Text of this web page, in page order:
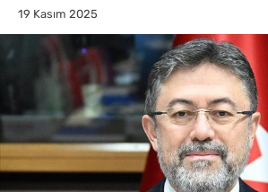
19 Kasım 2025